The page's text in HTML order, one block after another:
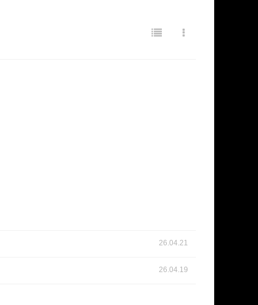
26.04.21
26.04.19